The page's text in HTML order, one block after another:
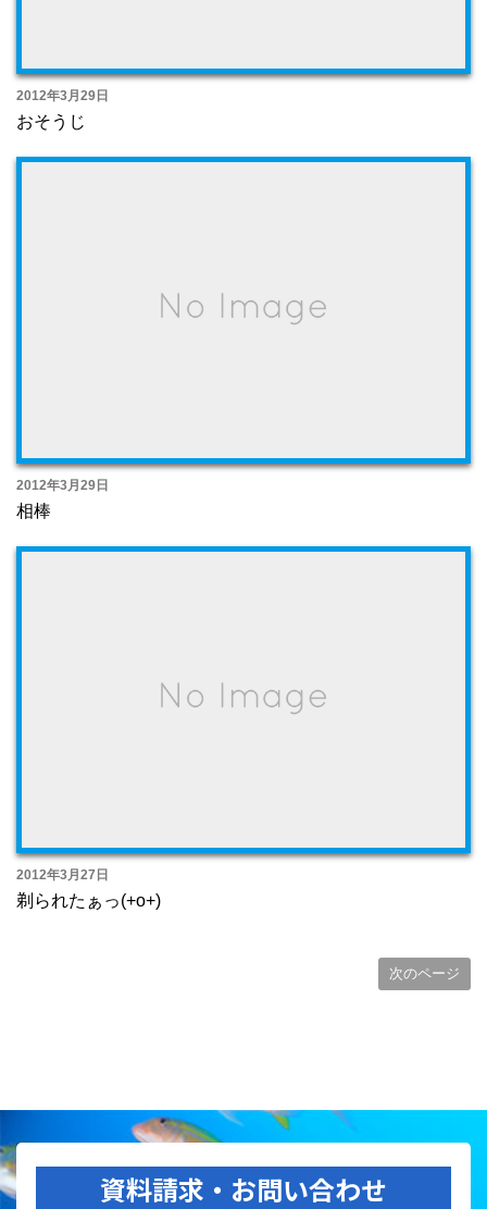
2012年3月29日
おそうじ
2012年3月29日
相棒
2012年3月27日
剃られたぁっ(+o+)
次のページ
資料請求・お問い合わせ